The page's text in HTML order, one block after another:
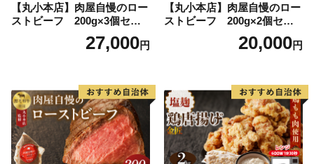
【丸小本店】肉屋自慢のロー
ストビーフ 200g×3個セッ
27,000円
【丸小本店】肉屋自慢のロー
ストビーフ 200g×2個セッ
20,000円